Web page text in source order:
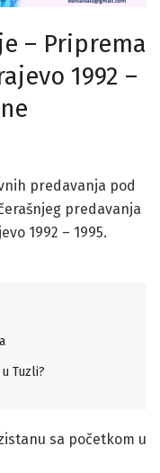
– Priprema
1992 –
predavanja pod
predavanja
1992 – 1995.
Tuzli?
sa početkom u